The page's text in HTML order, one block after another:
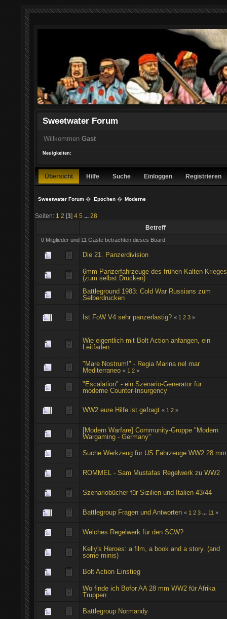
Sweetwater Forum
Willkommen Gast
Neuigkeiten:
Übersicht Hilfe Suche Einloggen Registrieren
Sweetwater Forum � Epochen� Moderne
Seiten: 1 2 [3] 4 5
28
Betreff
0 Mitglieder und 11 Gäste betrachten dieses Board.
Die 21. Panzerdivision
6mm Panzerfahrzeuge des frühen Kalten Krieges
(zum selbst Drucken)
Battleground 1983: Cold War Russians zum
Selberdrucken
Ist FoW V4 sehr panzerlastig? « 1 2 3 »
Wie eigentlich mit Bolt Action anfangen, ein
Leitfaden
"Mare Nostrum!" - Regia Marina nel mar
Mediterraneo « 1 2 »
"Escalation" - ein Szenario-Generator für
moderne Counter-Insurgency
WW2 eure Hilfe ist gefragt « 1 2 »
[Modern Warfare] Community-Gruppe "Modern
Wargaming - Germany"
Suche Werkzeug für US Fahrzeuge WW2 28 mm
ROMMEL - Sam Mustafas Regelwerk zu WW2
Szenariobücher für Sizilien und Italien 43/44
Battlegroup Fragen und Antworten « 1 2 3 ... 11 »
Welches Regelwerk für den SCW?
Kelly's Heroes: a film, a book and a story. (and
some minis)
Bolt Action Einstieg
Wo finde ich Bofor AA 28 mm WW2 für Afrika
Truppen
Battlegroup Normandy